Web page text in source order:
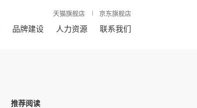
天猫旗舰店 京东旗舰店
品牌建设 人力资源 联系我们
推荐阅读